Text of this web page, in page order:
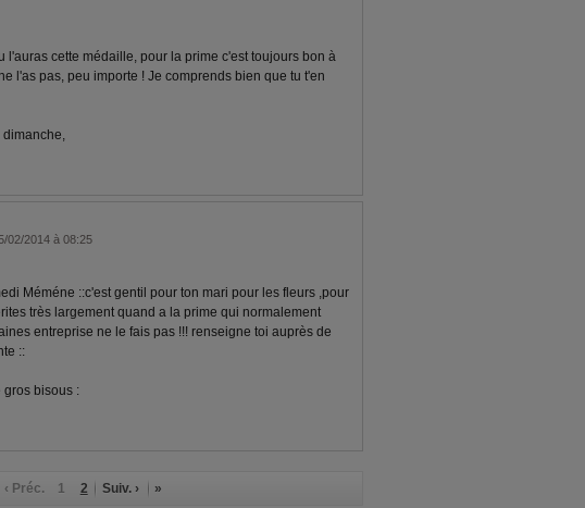
l'auras cette médaille, pour la prime c'est toujours bon à
l'as pas, peu importe ! Je comprends bien que tu t'en
dimanche,
02/2014 à 08:25
Méméne ::c'est gentil pour ton mari pour les fleurs ,pour
très largement quand a la prime qui normalement
entreprise ne le fais pas !!! renseigne toi auprès de
::
gros bisous :
‹ Préc. 1 2 Suiv. › »